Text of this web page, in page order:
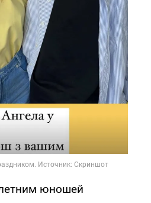
юношей